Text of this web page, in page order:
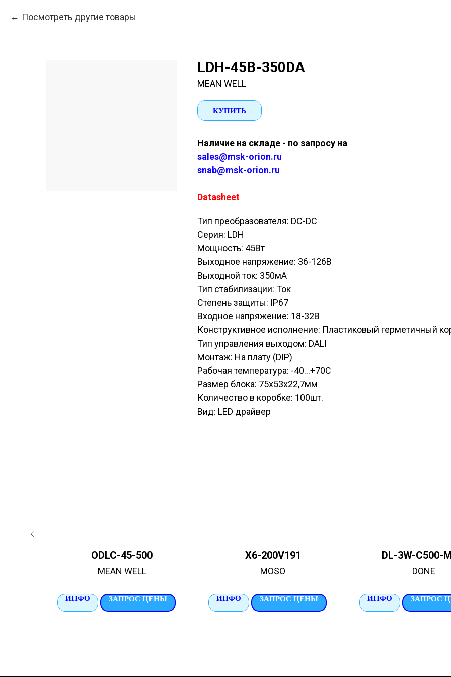
Посмотреть другие товары
LDH-45B-350DA
MEAN WELL
КУПИТЬ
Наличие на складе - по запросу на
sales@msk-orion.ru
snab@msk-orion.ru
Datasheet
Тип преобразователя: DC-DC
Серия: LDH
Мощность: 45Вт
Выходное напряжение: 36-126В
Выходной ток: 350мА
Тип стабилизации: Ток
Степень защиты: IP67
Входное напряжение: 18-32В
Конструктивное исполнение: Пластиковый герметичный
Тип управления выходом: DALI
Монтаж: На плату (DIP)
Рабочая температура: -40...+70С
Размер блока: 75х53х22,7мм
Количество в коробке: 100шт.
Вид: LED драйвер
ODLC-45-500
MEAN WELL
ИНФО ЗАПРОС ЦЕНЫ
X6-200V191
MOSO
ИНФО ЗАПРОС ЦЕНЫ
DL-3W-C500-
DONE
ИНФО ЗАПРОС